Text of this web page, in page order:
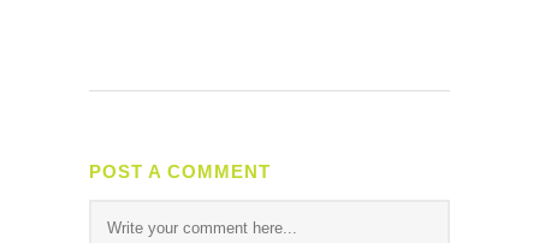
POST A COMMENT